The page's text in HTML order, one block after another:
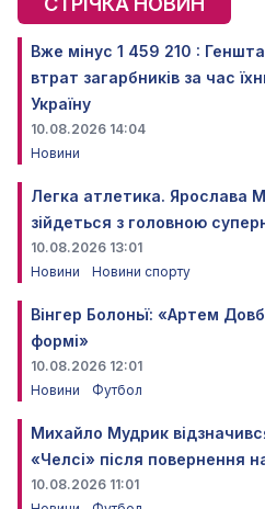
Вже мінус 1 459 210 :
втрат загарбників за час
Україну
10.08.2026 14:04
Новини
Легка атлетика. Ярослава
зійдеться з головною
10.08.2026 13:01
Новини
Новини спорту
Вінгер Болоньї: «Артем
формі»
10.08.2026 12:01
Новини
Футбол
Михайло Мудрик
«Челсі» після повернення
10.08.2026 11:01